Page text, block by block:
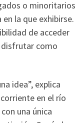
o minoritarios
la que exhibirse.
de acceder
disfrutar como
idea”, explica
en el río
una única